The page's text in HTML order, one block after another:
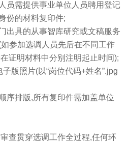
员需提供事业单位人员聘用登记
份的材料复印件;
出具的从事智库研究或文稿服务
参加选调人员先后在不同工作
证明材料中分别注明起止时间);
版照片(以“岗位代码+姓名”.jpg
序排版,所有复印件需加盖单位
查贯穿选调工作全过程,任何环